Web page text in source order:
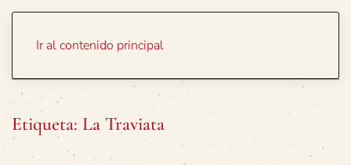
Ir al contenido principal
Etiqueta: La Traviata